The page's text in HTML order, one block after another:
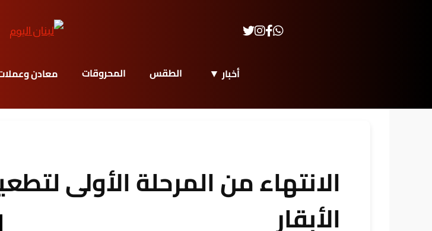
أخبار الطقس المحروقات معادن
الانتهاء من المرحلة الأولى
الأبقار